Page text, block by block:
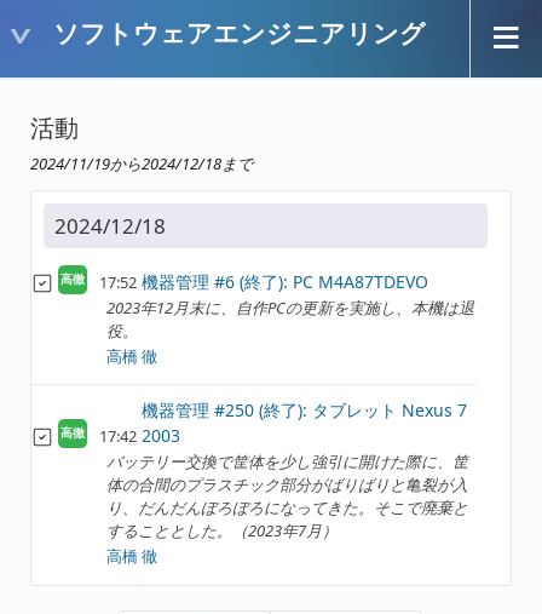
ソフトウェアエンジニアリング
活動
2024/11/19から2024/12/18まで
2024/12/18
高徹 17:52 機器管理 #6 (終了): PC M4A87TDEVO
2023年12月末に、自作PCの更新を実施し、本機は退
役。
高橋 徹
高徹 17:42
機器管理 #250 (終了): タブレット Nexus 7
2003
バッテリー交換で筐体を少し強引に開けた際に、筐
体の合間のプラスチック部分がばりばりと亀裂が入
り、だんだんぼろぼろになってきた。そこで廃棄と
することとした。（2023年7月）
高橋 徹